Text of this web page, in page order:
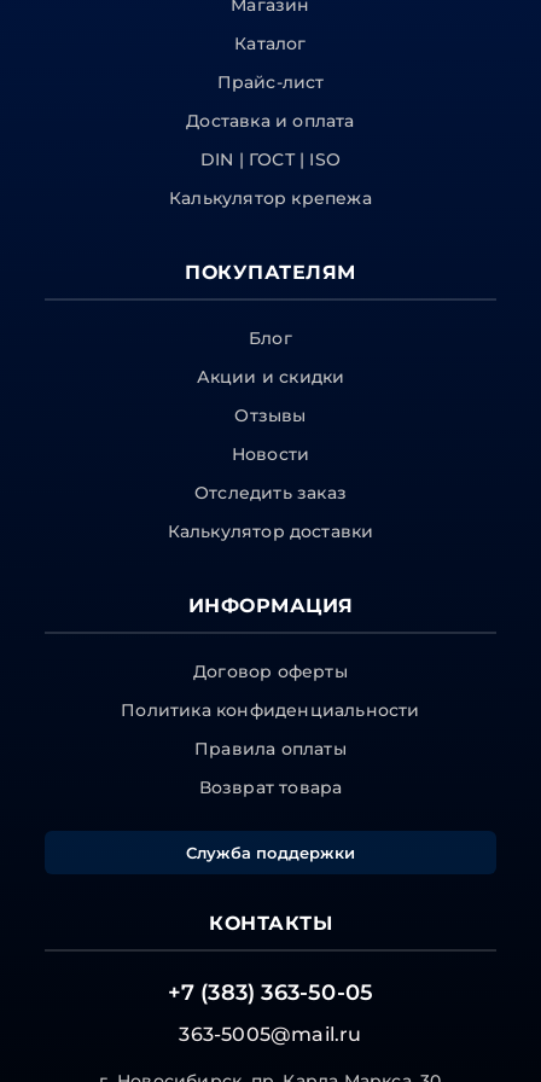
Магазин
Каталог
Прайс-лист
Доставка и оплата
DIN | ГОСТ | ISO
Калькулятор крепежа
ПОКУПАТЕЛЯМ
Блог
Акции и скидки
Отзывы
Новости
Отследить заказ
Калькулятор доставки
ИНФОРМАЦИЯ
Договор оферты
Политика конфиденциальности
Правила оплаты
Возврат товара
Служба поддержки
КОНТАКТЫ
+7 (383) 363-50-05
363-5005@mail.ru